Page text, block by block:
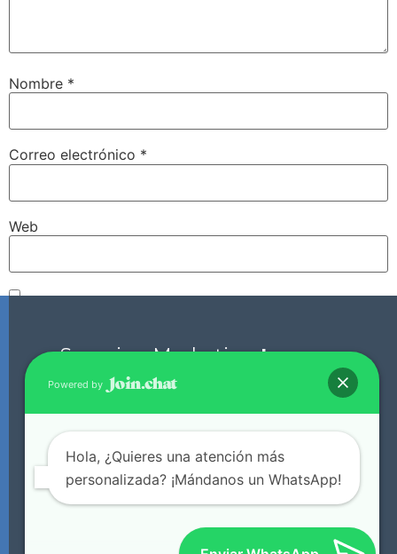
Nombre *
Correo electrónico *
Web
Scorpion MarketingLaguna.
Oficinas en Lerdo, Dgo. y Torreón, Coah. (Da click
aquí para ir Google Maps)
© 2024 Todos los derechos reservados.
Scorpion Marketing Laguna.
Powered by
Hola, ¿Quieres una atención más
personalizada? ¡Mándanos un WhatsApp!